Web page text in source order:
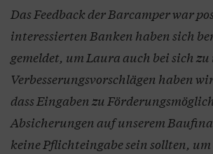
Das Feedback der Barcamper war
interessierten Banken haben sich
gemeldet, um Laura auch bei sich
Verbesserungsvorschlägen haben
dass Eingaben zu
Absicherungen auf unserem
keine Pflichteingabe sein sollten,